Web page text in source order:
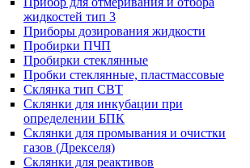
жидкостей тип 3
Приборы дозирования жидкости
Пробирки ПЧП
Пробирки стеклянные
Пробки стеклянные, пластмассовые
Склянка тип СВТ
Склянки для инкубации при
определении БПК
Склянки для промывания и очистки
газов (Дрекселя)
Склянки для реактивов